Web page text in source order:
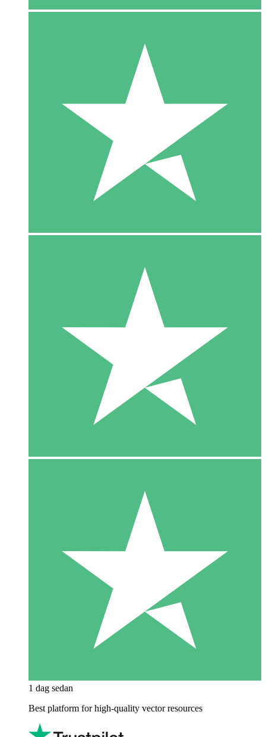
1 dag sedan
Best platform for high-quality vector resources